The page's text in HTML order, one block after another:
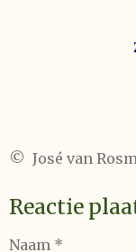
© José van
Reactie
Naam *